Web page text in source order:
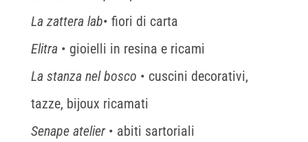
La zattera lab• fiori di carta
Elitra • gioielli in resina e ricami
La stanza nel bosco • cuscini decorativi,
tazze, bijoux ricamati
Senape atelier• abiti sartoriali